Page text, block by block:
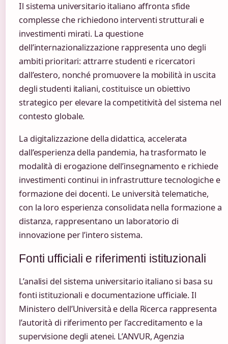
Il sistema universitario italiano affronta sfide
complesse che richiedono interventi strutturali e
investimenti mirati. La questione
dell’internazionalizzazione rappresenta uno degli
ambiti prioritari: attrarre studenti e ricercatori
dall’estero, nonché promuovere la mobilità in uscita
degli studenti italiani, costituisce un obiettivo
strategico per elevare la competitività del sistema nel
contesto globale.
La digitalizzazione della didattica, accelerata
dall’esperienza della pandemia, ha trasformato le
modalità di erogazione dell’insegnamento e richiede
investimenti continui in infrastrutture tecnologiche e
formazione dei docenti. Le università telematiche,
con la loro esperienza consolidata nella formazione a
distanza, rappresentano un laboratorio di
innovazione per l’intero sistema.
Fonti ufficiali e riferimenti istituzionali
L’analisi del sistema universitario italiano si basa su
fonti istituzionali e documentazione ufficiale. Il
Ministero dell’Università e della Ricerca rappresenta
l’autorità di riferimento per l’accreditamento e la
supervisione degli atenei. L’ANVUR, Agenzia